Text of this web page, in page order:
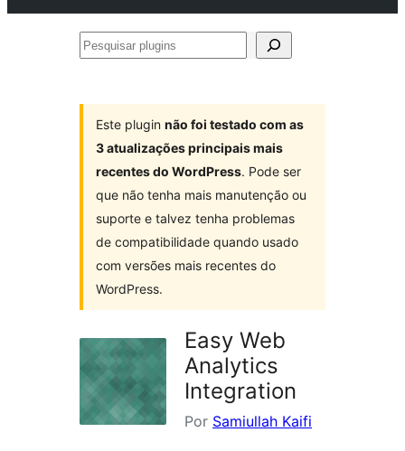
Pesquisar
Este plugin não foi testado com as
3 atualizações principais mais
recentes do WordPress. Pode ser
que não tenha mais manutenção ou
suporte e talvez tenha problemas
de compatibilidade quando usado
com versões mais recentes do
WordPress.
Easy Web
Analytics
Integration
Por Samiullah Kaifi